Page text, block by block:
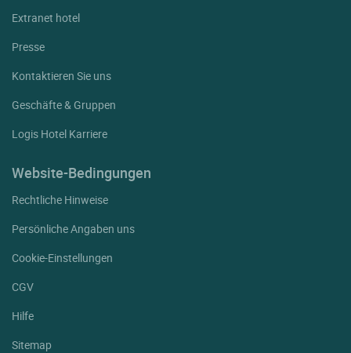
Extranet hotel
Presse
Kontaktieren Sie uns
Geschäfte & Gruppen
Logis Hotel Karriere
Website-Bedingungen
Rechtliche Hinweise
Persönliche Angaben uns
Cookie-Einstellungen
CGV
Hilfe
Sitemap